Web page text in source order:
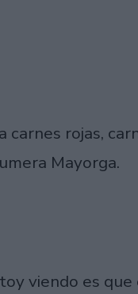
carnes rojas,
Mayorga.
viendo es